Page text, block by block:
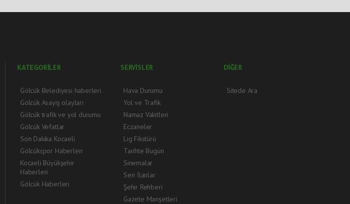
KATEGORİLER
Gölcük Belediyesi haberleri
Gölcük Asayiş olayları
Gölcük trafik ve yol durumu
Gölcük Vefatlar
Son Dakika Kocaeli
Gölcükspor Haberleri
Kocaeli Büyükşehir
Haberleri
Gölcük Haberleri
SERVİSLER
Hava Durumu
Yol ve Trafik
Namaz Vakitleri
Eczaneler
Lig Fikstürü
Tarihte Bugün
Sinemalar
Seri İlanlar
Şehir Rehberi
Gazete Manşetleri
DİĞER
Sitede Ara